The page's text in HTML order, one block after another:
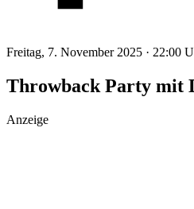
Freitag, 7. November 2025 · 22:00
Throwback Party mit
Anzeige